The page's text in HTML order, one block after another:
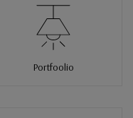
Portfoolio